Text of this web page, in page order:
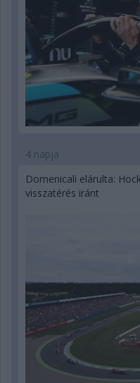
4 napja
Domenicali elárulta:
visszatérés iránt